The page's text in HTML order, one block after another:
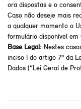
ora dispostas e o
Caso não deseje mais
a qualquer momento o
formulário disponível em
Base Legal: Nestes
inciso I do artigo 7º da
Dados (“Lei Geral de